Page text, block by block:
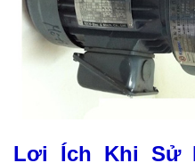
Lợi Ích Khi Sử